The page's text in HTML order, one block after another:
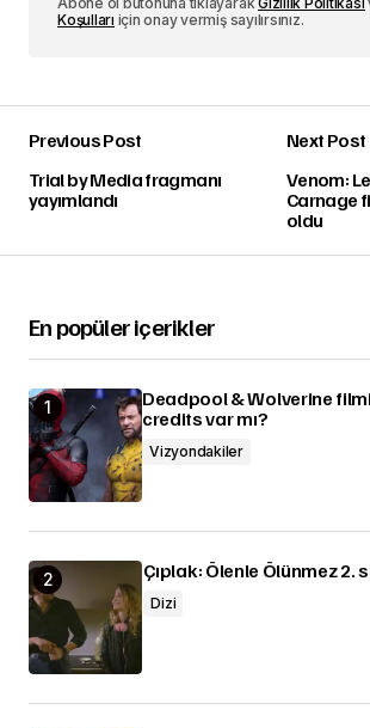
Koşulları için onay vermiş sayılırsınız.
Previous Post
Trial by Media fragmanı
yayımlandı
Next Post
Venom:
Carnage
oldu
En popüler içerikler
Deadpool & Wolverine
credits var mı?
Vizyondakiler
Çıplak: Ölenle Ölünmez 2.
Dizi